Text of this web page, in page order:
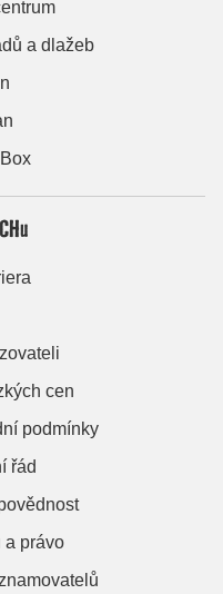
a dlažeb
cen
podmínky
řád
a právo